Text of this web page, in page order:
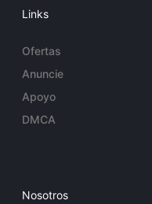
Links
Ofertas
Anuncie
Apoyo
DMCA
Nosotros